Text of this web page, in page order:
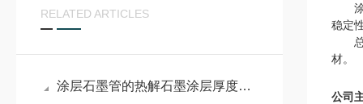
RELATED ARTICLES
涂层石墨管的热解石墨涂层厚度如何测量?
涂
稳定
总
材。
公司